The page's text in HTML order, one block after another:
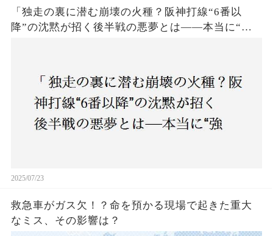
「独走の裏に潜む崩壊の火種？阪神打線“6番以
降”の沈黙が招く後半戦の悪夢とは——本当に“強
2025/07/23
救急車がガス欠！？命を預かる現場で起きた重大
なミス、その影響は？